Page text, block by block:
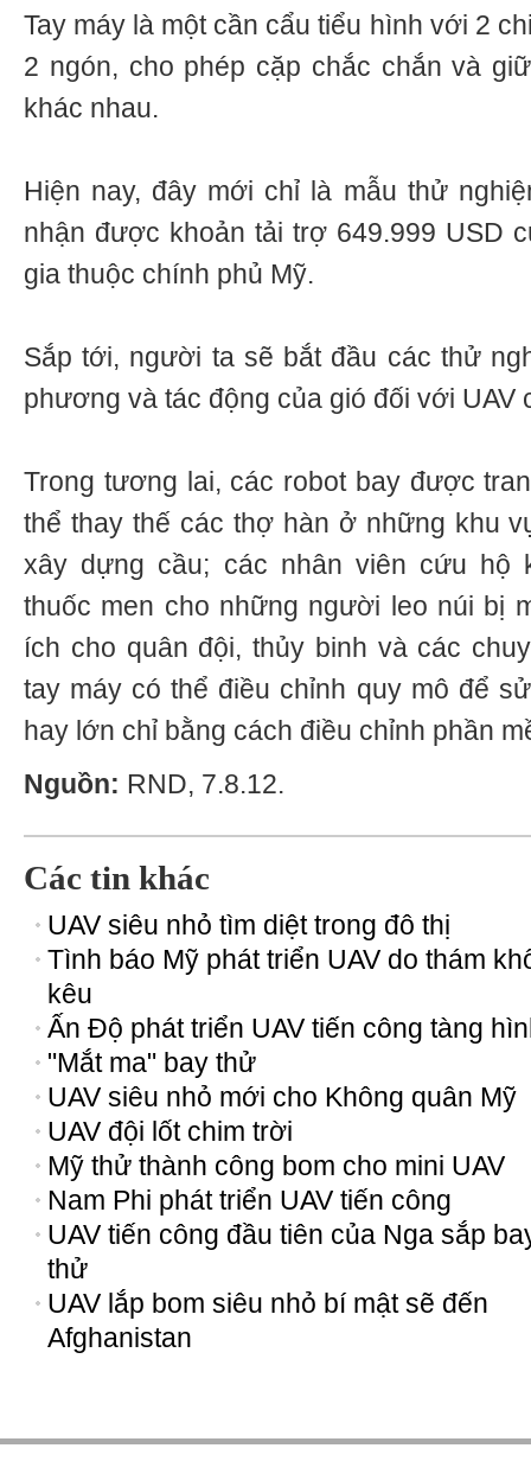
Tay máy là một cần cẩu tiểu hình với 2
2 ngón, cho phép cặp chắc chắn và
khác nhau.
Hiện nay, đây mới chỉ là mẫu thử
nhận được khoản tải trợ 649.999 USD
gia thuộc chính phủ Mỹ.
Sắp tới, người ta sẽ bắt đầu các thử
phương và tác động của gió đối với UAV
Trong tương lai, các robot bay được
thể thay thế các thợ hàn ở những khu
xây dựng cầu; các nhân viên cứu hộ
thuốc men cho những người leo núi bị
ích cho quân đội, thủy binh và các
tay máy có thể điều chỉnh quy mô để
hay lớn chỉ bằng cách điều chỉnh phần
Nguồn: RND, 7.8.12.
Các tin khác
UAV siêu nhỏ tìm diệt trong đô thị
Tình báo Mỹ phát triển UAV do thám
kêu
Ấn Độ phát triển UAV tiến công tàng
"Mắt ma" bay thử
UAV siêu nhỏ mới cho Không quân Mỹ
UAV đội lốt chim trời
Mỹ thử thành công bom cho mini UAV
Nam Phi phát triển UAV tiến công
UAV tiến công đầu tiên của Nga sắp
thử
UAV lắp bom siêu nhỏ bí mật sẽ đến
Afghanistan